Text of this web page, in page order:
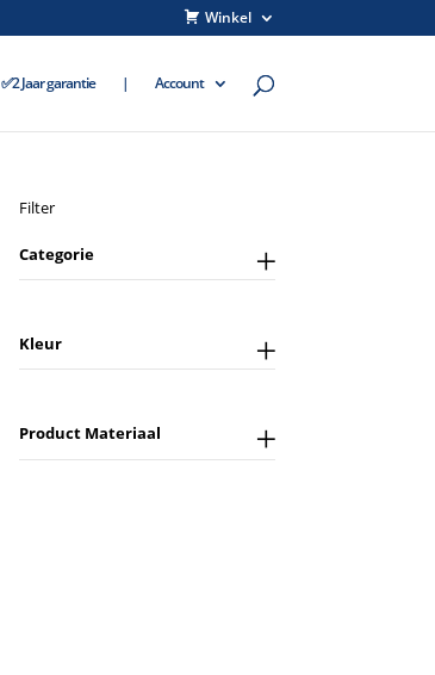
Winkel
✅2 Jaar garantie | Account
Filter
Categorie
Kleur
Product Materiaal